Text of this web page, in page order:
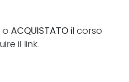
o ACQUISTATOil corso
il link.